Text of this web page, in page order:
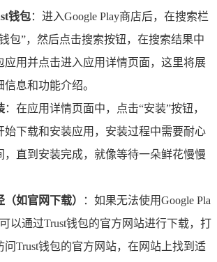
钱包：进入Google Play商店后，在搜索栏
包”，然后点击搜索按钮，在搜索结果中
应用并点击进入应用详情页面，这里将展
息和功能介绍。
：在应用详情页面中，点击“安装”按钮，
始下载和安装应用，安装过程中需要耐心
，直到安装完成，就像等待一朵鲜花慢慢
如官网下载）
：如果无法使用Google Pla
以通过Trust钱包的官方网站进行下载，打
问Trust钱包的官方网站，在网站上找到适